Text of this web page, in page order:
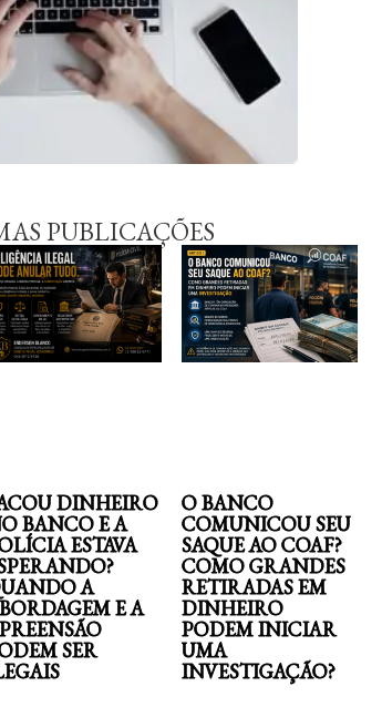
PUBLICAÇÕES
DINHEIRO
BANCO E A
ESTAVA
A
E A
SER
O BANCO
COMUNICOU SEU
SAQUE AO COAF?
COMO GRANDES
RETIRADAS EM
DINHEIRO
PODEM INICIAR
UMA
INVESTIGAÇÃO?